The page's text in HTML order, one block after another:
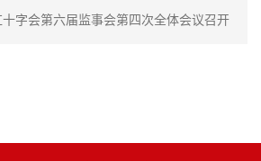
字会第六届监事会第四次全体会议召开